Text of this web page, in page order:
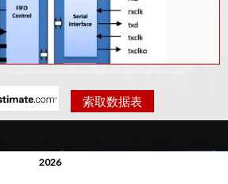
索取数据表
2026